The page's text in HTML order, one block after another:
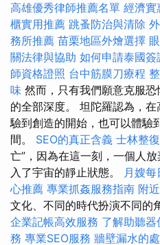
高雄優秀律師推薦名單 經濟實
櫃實用推薦 跳蚤防治與清除
務所推薦 苗栗地區外燴選擇
關法律與協助 如何申請泰國簽
師資格證照 台中筋膜刀療程
味 然而，只有我們願意克服
的全部深度。 坦陀羅認為，
驗到創造的開始，也可以體驗
間。 SEO的真正含義 士林整
亡”，因為在這一刻，一個人
入了宇宙的靜止狀態。 月嫂
心推薦 專業抓姦服務指南 附
文化、不同的時代扮演不同的
企業記帳高效服務 了解助聽器
務 專業SEO服務 牆壁漏水的